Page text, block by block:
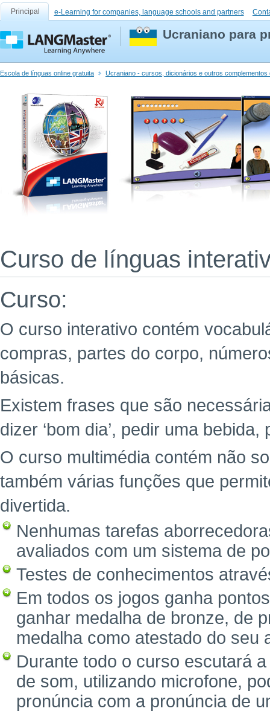
Principal e-Learning for companies, language schools and partners
Ucraniano para
Escola de línguas online gratuita Ucraniano - cursos, dicionários e outros complementos
Curso de línguas
Curso:
O curso interativo contém
compras, partes do corpo,
básicas.
Existem frases que são
dizer ‘bom dia’, pedir uma
O curso multimédia contém não
também várias funções que
divertida.
Nenhumas tarefas
avaliados com um sistema de
Testes de conhecimentos
Em todos os jogos ganha
ganhar medalha de bronze, de
medalha como atestado do seu
Durante todo o curso escutará
de som, utilizando microfone,
pronúncia com a pronúncia de